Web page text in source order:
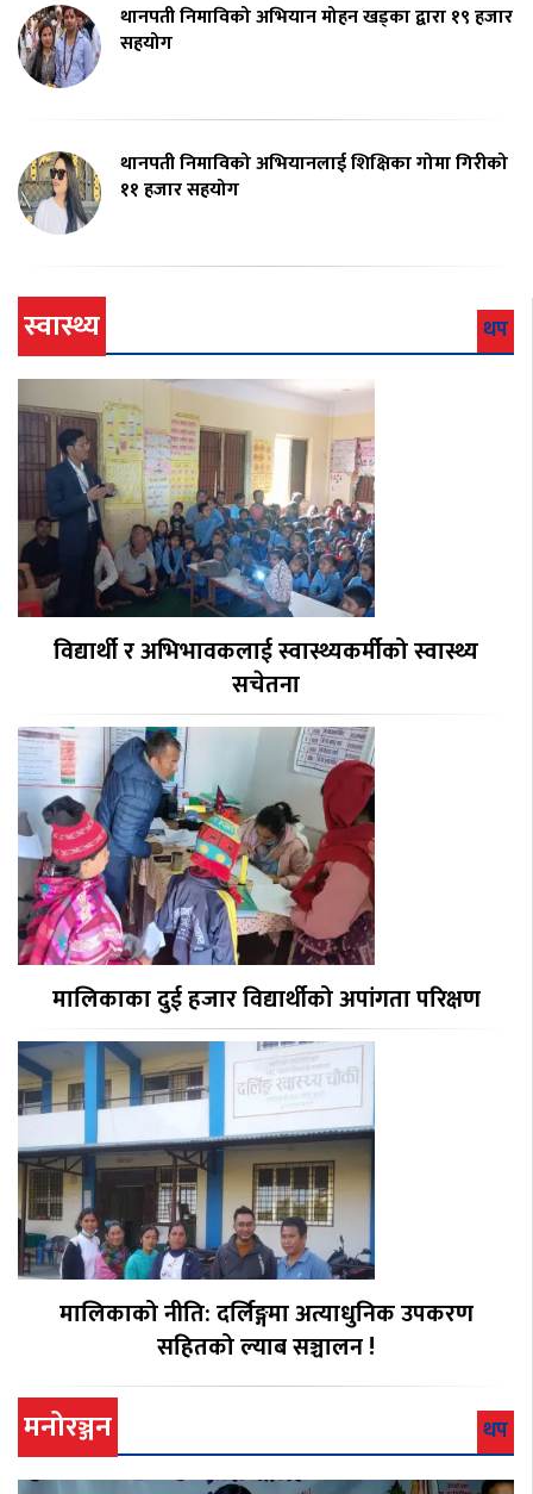
थानपती निमाविको अभियान मोहन खड्का द्वारा १९ हजार
सहयोग
थानपती निमाविको अभियानलाई शिक्षिका गोमा गिरीको
११ हजार सहयोग
स्वास्थ्य थप
विद्यार्थी र अभिभावकलाई स्वास्थ्यकर्मीको स्वास्थ्य
सचेतना
मालिकाका दुई हजार विद्यार्थीको अपांगता परिक्षण
मालिकाको नीति: दर्लिङ्गमा अत्याधुनिक उपकरण
सहितको ल्याब सञ्चालन !
मनोरञ्जन थप